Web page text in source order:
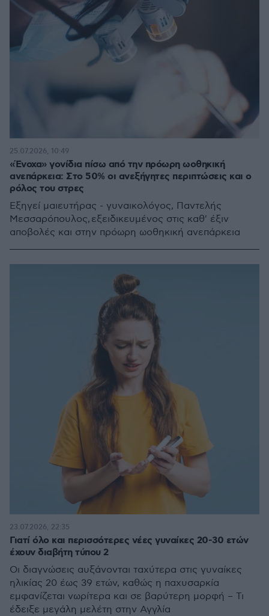
«Ένοχα» γονίδια πίσω από την πρόωρη ωοθηκική
ανεπάρκεια: Στο 50% οι ανεξήγητες περιπτώσεις και ο
ρόλος του στρες
Εξηγεί μαιευτήρας - γυναικολόγος, Παντελής
Μεσσαρόπουλος, εξειδικευμένος στις καθ' έξιν
αποβολές και στην πρόωρη ωοθηκική ανεπάρκεια
25.07.2026, 10:49
Γιατί όλο και περισσότερες νέες γυναίκες 20-30 ετών
έχουν διαβήτη τύπου 2
Οι διαγνώσεις αυξάνονται ταχύτερα στις γυναίκες
ηλικίας 20 έως 39 ετών, καθώς η παχυσαρκία
εμφανίζεται νωρίτερα και σε βαρύτερη μορφή – Τι
έδειξε μεγάλη μελέτη στην Αγγλία
23.07.2026, 22:35